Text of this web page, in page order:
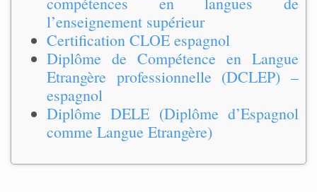
l’enseignement supérieur
Certification CLOE espagnol
Diplôme de Compétence en Langue
Etrangère professionnelle (DCLEP) –
espagnol
Diplôme DELE (Diplôme d’Espagnol
comme Langue Etrangère)